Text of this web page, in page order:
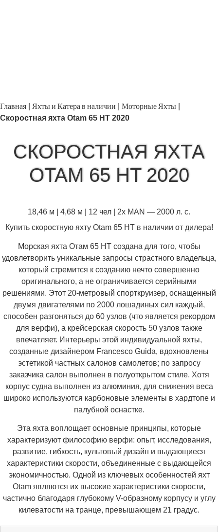
Главная Яхты и Катера в наличии Моторные Яхты
Скоростная яхта Otam 65 HT 2020
СКОРОСТНАЯ ЯХТА
OTAM 65 HT 2020
18,46 м | 4,68 м | 12 чел | 2x MAN — 2000 л. с.
Купить скоростную яхту Otam 65 HT в наличии от дилера!
Морская яхта Отам 65 HT создана для того, чтобы
удовлетворить уникальные запросы страстного владельца,
который стремится к созданию нечто совершенно
оригинального, а не ограничивается серийными
решениями. Этот 20-метровый спорткруизер, оснащенный
двумя двигателями по 2000 лошадиных сил каждый,
способен разгоняться до 60 узлов (что является рекордом
для верфи), а крейсерская скорость 50 узлов также
впечатляет. Интерьеры этой индивидуальной яхты,
созданные дизайнером Francesco Guida, вдохновлены
эстетикой частных салонов самолетов; по запросу
заказчика салон выполнен в полуоткрытом стиле. Хотя
корпус судна выполнен из алюминия, для снижения веса
широко используются карбоновые элементы в хардтопе и
палубной оснастке.
Эта яхта воплощает основные принципы, которые
характеризуют философию верфи: опыт, исследования,
развитие, гибкость, культовый дизайн и выдающиеся
характеристики скорости, объединенные с выдающейся
экономичностью. Одной из ключевых особенностей яхт
Otam являются их высокие характеристики скорости,
частично благодаря глубокому V-образному корпусу и углу
килеватости на транце, превышающем 21 градус.